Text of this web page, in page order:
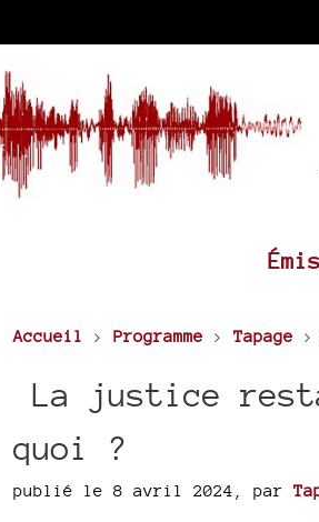
Accueil > Programme > Tapage >
La justice
quoi ?
publié le 8 avril 2024 par